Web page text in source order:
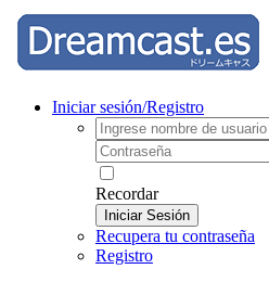
Iniciar sesión/Registro
Recordar
Iniciar Sesión
Recupera tu contraseña
Registro